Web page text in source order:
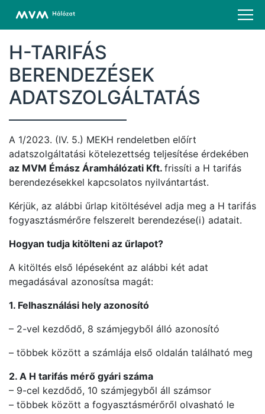
H-TARIFÁS
BERENDEZÉSEK
ADATSZOLGÁLTATÁS
A 1/2023. (IV. 5.) MEKH rendeletben előírt
adatszolgáltatási kötelezettség teljesítése érdekében
az MVM Émász Áramhálózati Kft. frissíti a H tarifás
berendezésekkel kapcsolatos nyilvántartást.
Kérjük, az alábbi űrlap kitöltésével adja meg a H tarifás
fogyasztásmérőre felszerelt berendezése(i) adatait.
Hogyan tudja kitölteni az űrlapot?
A kitöltés első lépéseként az alábbi két adat
megadásával azonosítsa magát:
1. Felhasználási hely azonosító
– 2-vel kezdődő, 8 számjegyből álló azonosító
– többek között a számlája első oldalán található meg
2. A H tarifás mérő gyári száma
– 9-cel kezdődő, 10 számjegyből áll számsor
– többek között a fogyasztásmérőről olvasható le